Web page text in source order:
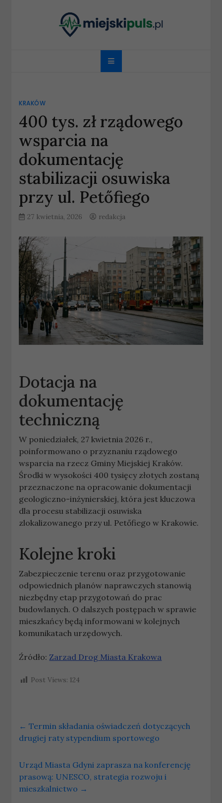
miejskipuls.pl
KRAKÓW
400 tys. zł rządowego
wsparcia na
dokumentację
stabilizacji osuwiska
przy ul. Petőfiego
27 kwietnia, 2026 redakcja
Dotacja na
dokumentację
techniczną
W poniedziałek, 27 kwietnia 2026 r.,
poinformowano o przyznaniu rządowego
wsparcia na rzecz Gminy Miejskiej Kraków.
Środki w wysokości 400 tysięcy złotych zostaną
przeznaczone na opracowanie dokumentacji
geologiczno-inżynierskiej, która jest kluczowa
dla procesu stabilizacji osuwiska
zlokalizowanego przy ul. Petőfiego w Krakowie.
Kolejne kroki
Zabezpieczenie terenu oraz przygotowanie
odpowiednich planów naprawczych stanowią
niezbędny etap przygotowań do prac
budowlanych. O dalszych postępach w sprawie
mieszkańcy będą informowani w kolejnych
komunikatach urzędowych.
Źródło: Zarzad Drog Miasta Krakowa
Post Views: 124
← Termin składania oświadczeń dotyczących
drugiej raty stypendium sportowego
Urząd Miasta Gdyni zaprasza na konferencję
prasową: UNESCO, strategia rozwoju i
mieszkalnictwo →